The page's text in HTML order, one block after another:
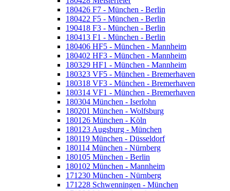
180426 F7 - München - Berlin
180422 F5 - München - Berlin
190418 F3 - München - Berlin
180413 F1 - München - Berlin
180406 HF5 - München - Mannheim
180402 HF3 - München - Mannheim
180329 HF1 - München - Mannheim
180323 VF5 - München - Bremerhaven
180318 VF3 - München - Bremerhaven
180314 VF1 - München - Bremerhaven
180304 München - Iserlohn
180201 München - Wolfsburg
180126 München - Köln
180123 Augsburg - München
180119 München - Düsseldorf
180114 München - Nürnberg
180105 München - Berlin
180102 München - Mannheim
171230 München - Nürnberg
171228 Schwenningen - München